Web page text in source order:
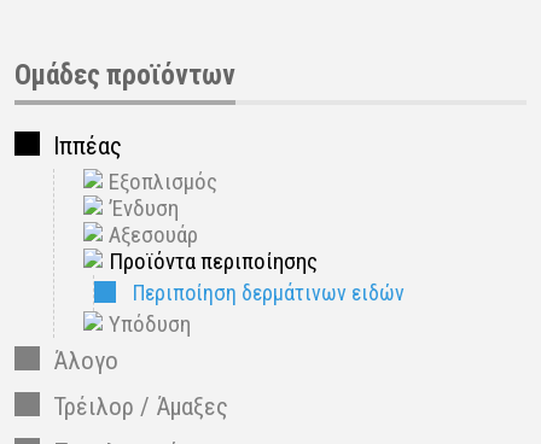
Ομάδες προϊόντων
Ιππέας
Εξοπλισμός
’Ενδυση
Αξεσουάρ
Προϊόντα περιποίησης
Περιποίηση δερμάτινων ειδών
Υπόδυση
Άλογο
Τρέιλορ / Άμαξες